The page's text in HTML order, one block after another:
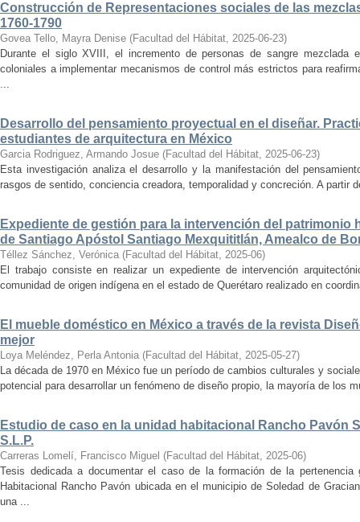
Construcción de Representaciones sociales de las
1760-1790
Govea Tello, Mayra Denise (Facultad del Hábitat, 2025-06-23)
Durante el siglo XVIII, el incremento de personas de sangre
coloniales a implementar mecanismos de control más estrictos para
...
Desarrollo del pensamiento proyectual en el diseñar.
estudiantes de arquitectura en México
Garcia Rodriguez, Armando Josue (Facultad del Hábitat, 2025-06-23)
Esta investigación analiza el desarrollo y la manifestación del
rasgos de sentido, conciencia creadora, temporalidad y concreción. A partir
Expediente de gestión para la intervención del patrimonio
de Santiago Apóstol Santiago Mexquititlán, Amealco de
Téllez Sánchez, Verónica (Facultad del Hábitat, 2025-06)
El trabajo consiste en realizar un expediente de intervención
comunidad de origen indígena en el estado de Querétaro realizado en
El mueble doméstico en México a través de la revista
mejor
Loya Meléndez, Perla Antonia (Facultad del Hábitat, 2025-05-27)
La década de 1970 en México fue un período de cambios culturales y
potencial para desarrollar un fenómeno de diseño propio, la mayoría de los
Estudio de caso en la unidad habitacional Rancho Pavón
S.L.P.
Carreras Lomelí, Francisco Miguel (Facultad del Hábitat, 2025-06)
Tesis dedicada a documentar el caso de la formación de la
Habitacional Rancho Pavón ubicada en el municipio de Soledad de
una ...